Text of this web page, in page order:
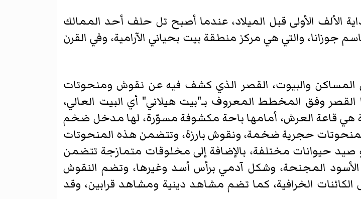
الألف الأولى قبل الميلاد، عندما أصبح تل حلف أحد الممالك
جوزانا، والتي هي مركز منطقة بيت بحيانيالآرامية، وفي القرن
المساكن والبيوت، القصر الذي كشف فيه عن نقوش ومنحوتات
وفق المخطط المعروف بـ"بيت هيلاني" أي البيت العالي،
هي قاعة العرش، أمامها باحة مكشوفة مسوّرة، لها مدخل ضخم
حجرية ضخمة، ونقوش بارزة، وتتضمن هذه المنحوتات
صيد حيوانات مختلفة، بالإضافة إلى مخلوقات متمازجة تتضمن
الأسود المجنحة، وشكل آدمي برأس أسد وغيرها، وتضم النقوش
الخرافية، كما تضم مشاهد دينية ومشاهد قرابين، وقد